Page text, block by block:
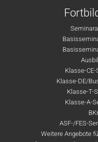
Klasse-
Klasse-DE/
Klasse-T-
Klasse-A-
ASF-/FES-
Weitere Angebote